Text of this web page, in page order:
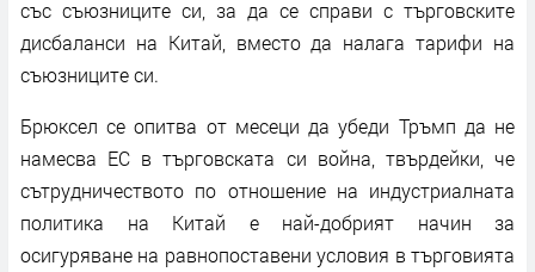
със съюзниците си, за да се справи с търговските
дисбаланси на Китай, вместо да налага тарифи на
съюзниците си.
Брюксел се опитва от месеци да убеди Тръмп да не
намесва ЕС в търговската си война, твърдейки, че
сътрудничеството по отношение на индустриалната
политика на Китай е най-добрият начин за
осигуряване на равнопоставени условия в търговията